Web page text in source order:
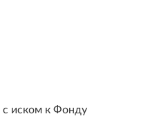
с иском к Фонду